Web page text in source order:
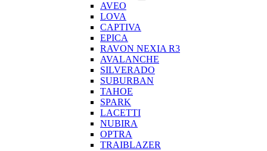
AVEO
LOVA
CAPTIVA
EPICA
RAVON NEXIA R3
AVALANCHE
SILVERADO
SUBURBAN
TAHOE
SPARK
LACETTI
NUBIRA
OPTRA
TRAIBLAZER